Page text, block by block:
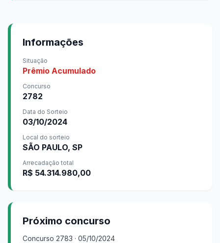
Informações
Situação
Prêmio Acumulado
Concurso
2782
Data do Sorteio
03/10/2024
Local do sorteio
SÃO PAULO, SP
Arrecadação total
R$ 54.314.980,00
Próximo concurso
Concurso 2783 · 05/10/2024